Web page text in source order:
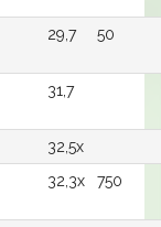
29,7 50
31,7
32,5x
32,3x 750